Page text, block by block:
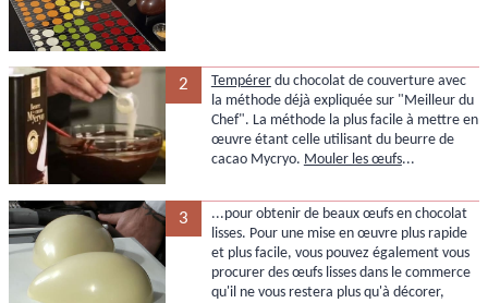
2 Tempérerdu chocolat de couverture avec
la méthode déjà expliquée sur "Meilleur du
Chef". La méthode la plus facile à mettre en
œuvre étant celle utilisant du beurre de
cacao Mycryo. Mouler les œufs...
3
...pour obtenir de beaux œufs en chocolat
lisses. Pour une mise en œuvre plus rapide
et plus facile, vous pouvez également vous
procurer des œufs lisses dans le commerce
qu'il ne vous restera plus qu'à décorer,